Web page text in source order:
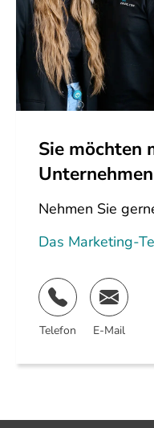
Sie möchten
Nehmen Sie
Das Marketing-
Telefon E-Mail